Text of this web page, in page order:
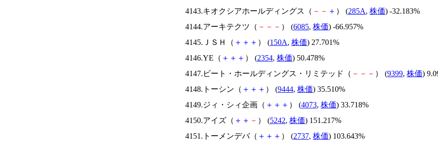
4143.キオクシアホールディングス（ － － ＋ ） (285A, 株価) -32.183%
4144.アーキテクツ（ － － － ） (6085, 株価) -66.957%
4145.ＪＳＨ（ ＋ ＋ ＋ ） (150A, 株価) 27.701%
4146.YE（ ＋ ＋ ＋ ） (2354, 株価) 50.478%
4147.ビート・ホールディングス・リミテッド（ － － － ） (9399, 株価)
4148.トーシン（ ＋ ＋ ＋ ） (9444, 株価) 35.510%
4149.ジィ・シィ企画（ ＋ ＋ ＋ ） (4073, 株価) 33.718%
4150.アイズ（ ＋ ＋ － ） (5242, 株価) 151.217%
4151.トーメンデバ（ ＋ ＋ ＋ ） (2737, 株価) 103.643%